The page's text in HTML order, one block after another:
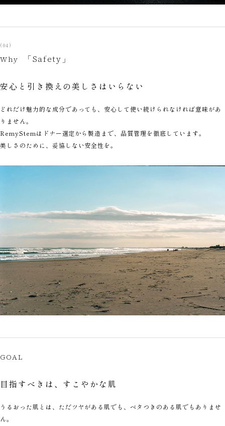
(04)
Why 「Safety」
安心と引き換えの美しさはいらない
どれだけ魅力的な成分であっても、安心して使い続けられなければ意味があ
りません。
RemyStemはドナー選定から製造まで、品質管理を徹底しています。
美しさのために、妥協しない安全性を。
GOAL
目指すべきは、すこやかな肌
うるおった肌とは、ただツヤがある肌でも、ベタつきのある肌でもありませ
ん。